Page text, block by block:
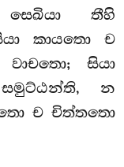
තීහි
කායතො ච
සියා
න
ච චිත්තතො